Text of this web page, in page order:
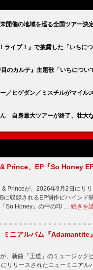
開催の地域を巡る全国ツアー
ライブ！』で披露した「いちに
のカルテ』主題歌「いちについ
／ヒゲダン／ミスチルがマイル
自身最大ツアーが終了、壮大
Prince、EP『So Honey
Princeが、2026年9月2日にリ
に収録されるEP制作ビハイン
「So Honey」の中の印 … 続きを
ミニアルバム『Adamantite
、新曲「王道」のミュージッ
にリリースされたニューミニア